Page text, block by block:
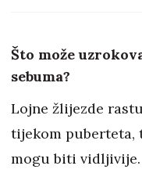
Što može
sebuma?
Lojne žlijezde
tijekom puberteta,
mogu biti vidljivije.